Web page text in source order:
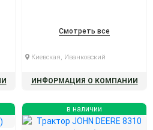
Смотреть все
Киевская, Иванковский
ИНФОРМАЦИЯ О КОМПАНИИ
в наличии